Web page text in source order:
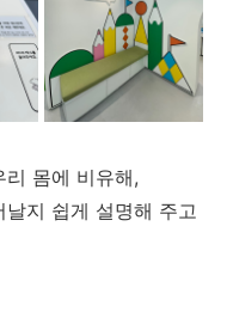
몸에 비유해,
지 쉽게 설명해 주고